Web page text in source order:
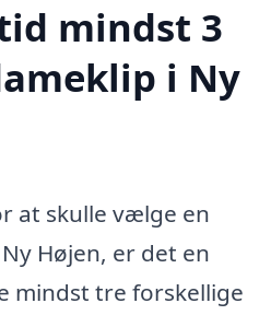
mindst 3
i Ny
at skulle vælge en
Højen, er det en
mindst tre forskellige